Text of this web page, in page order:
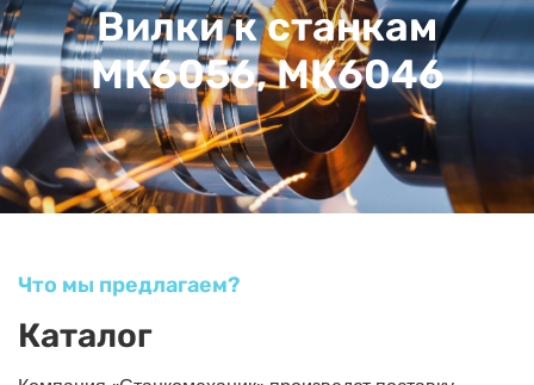
Вилки к станкам
МК6056, МК6046
Что мы предлагаем?
Каталог